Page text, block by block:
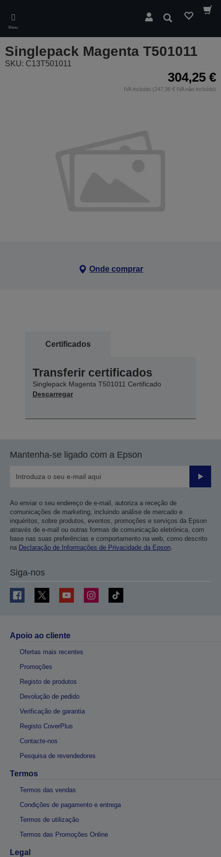
main
content
Menu
Pesquisar
Singlepack Magenta T501011
SKU: C13T501011
304,25 €
IVA incluído (247,36 € IVA não incluído)
Onde comprar
Certificados
Transferir certificados
Singlepack Magenta T501011 Certificado
Descarregar
Mantenha-se ligado com a Epson
Enviar
Ao enviar o seu endereço de e-mail, autoriza a receção de
comunicações de marketing, incluindo análise de mercado e
inquéritos, sobre produtos, eventos, promoções e serviços da Epson
através de e-mail ou outras formas de comunicação eletrónica, com
base nas suas preferências e comportamento na web, como descrito
na Declaração de Informações de Privacidade da Epson
Siga-nos
Apoio ao cliente
Ofertas mais recentes
Promoções
Registo de produtos
Devolução de pedido
Verificação de garantia
Registo CoverPlus
Contacte-nos
Pesquisa de revendedores
Termos
Termos das vendas
Condições de pagamento e entrega
Termos de utilização
Termos das Promoções Online
Legal